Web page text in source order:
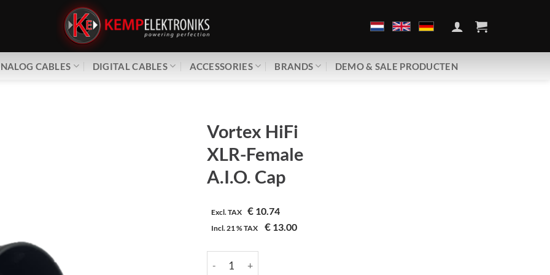
CABLES DIGITAL CABLES ACCESSORIES BRANDS DEMO & SALE PRODUCTEN
Vortex HiFi
XLR-Female
A.I.O. Cap
Excl. TAX €10.74
Incl.21 %TAX €13.00